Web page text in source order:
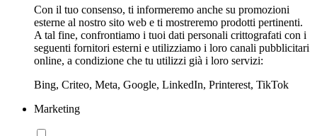
Con il tuo consenso, ti informeremo anche su promozioni
esterne al nostro sito web e ti mostreremo prodotti pertinenti.
A tal fine, confrontiamo i tuoi dati personali crittografati con i
seguenti fornitori esterni e utilizziamo i loro canali pubblicitari
online, a condizione che tu utilizzi già i loro servizi:
Bing, Criteo, Meta, Google, LinkedIn, Printerest, TikTok
Marketing